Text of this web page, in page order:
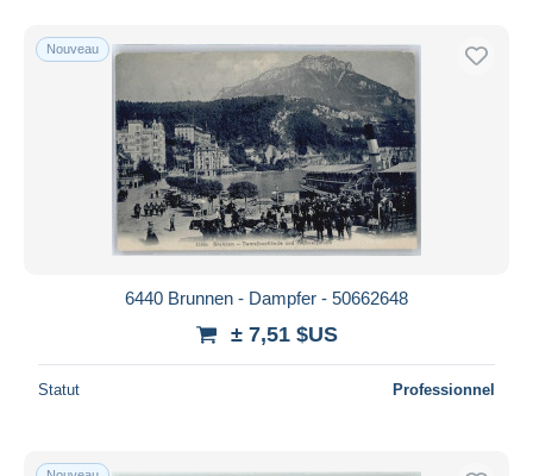
Nouveau
6440 Brunnen - Dampfer - 50662648
± 7,51 $US
Statut Professionnel